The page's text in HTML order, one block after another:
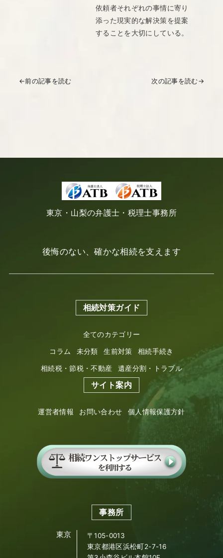
依頼者それぞれの事情に寄り
添った現実的な解決策を提案
することを大切にしている。
←前の記事を読む 次の記事を読む→
東京・山梨の弁護士・税理士事務所
後悔のない、確かな相続を支えます
相続対策ガイド
全てのカテゴリー
コラム
未分類 生前対策
相続手続き
相続税・節税・不動産
遺産分割・トラブル
サイト案内
運営者情報 お問い合わせ 個人情報保護方針
事務所
東京
〒105-0013
東京都港区浜松町2-7-16